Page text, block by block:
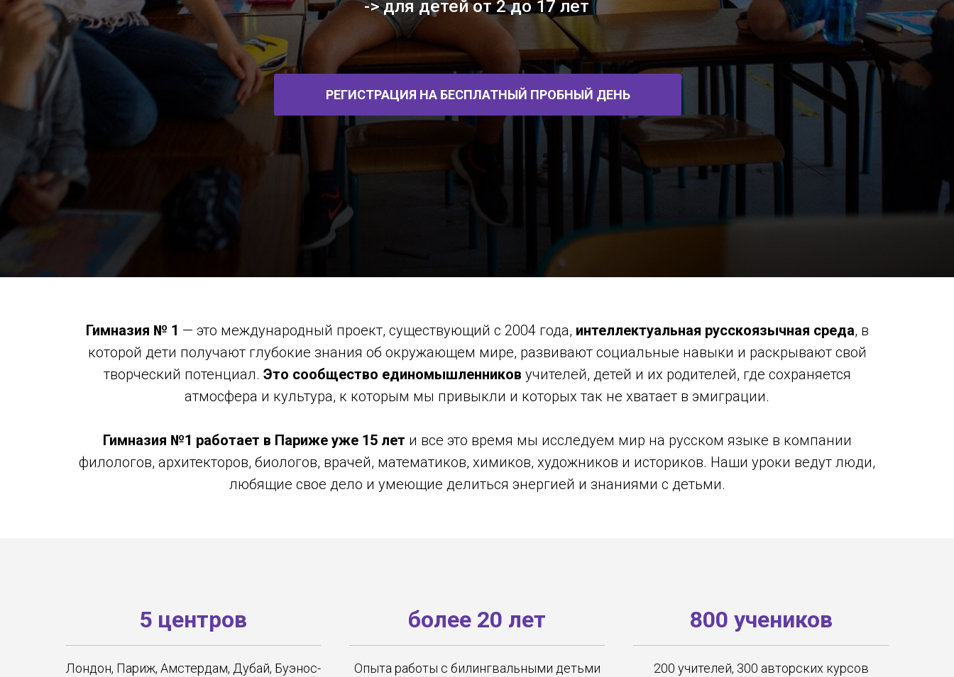
РЕГИСТРАЦИЯ НА БЕСПЛАТНЫЙ ПРОБНЫЙ ДЕНЬ
Гимназия № 1 — это международный проект, существующий с 2004 года, интеллектуальная русскоязычная среда, в
которой дети получают глубокие знания об окружающем мире, развивают социальные навыки и раскрывают свой
творческий потенциал. Это сообщество единомышленников учителей, детей и их родителей, где сохраняется
атмосфера и культура, к которым мы привыкли и которых так не хватает в эмиграции.
Гимназия №1 работает в Париже уже 15 лет и все это время мы исследуем мир на русском языке в компании
филологов, архитекторов, биологов, врачей, математиков, химиков, художников и историков. Наши уроки ведут люди,
любящие свое дело и умеющие делиться энергией и знаниями с детьми.
5 центров
Лондон, Париж, Амстердам, Дубай, Буэнос-
более 20 лет
Опыта работы с билингвальными детьми
800 учеников
200 учителей, 300 авторских курсов